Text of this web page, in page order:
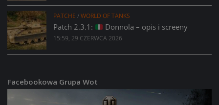
PATCHE /WORLD OF TANKS
Patch 2.3.1: Donnola – opis i screeny
15:59, 29 CZERWCA 2026
Facebookowa Grupa Wot